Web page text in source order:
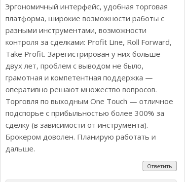
Эргономичный интерфейс, удобная торговая
платформа, широкие возможности работы с
разными инструментами, возможности
контроля за сделками: Profit Line, Roll Forward,
Take Profit. Зарегистрирован у них больше
двух лет, проблем с выводом не было,
грамотная и компетентная поддержка —
оперативно решают множество вопросов.
Торговля по выходным One Touch — отличное
подспорье с прибыльностью более 300% за
сделку (в зависимости от инструмента).
Брокером доволен. Планирую работать и
дальше.
Ответить